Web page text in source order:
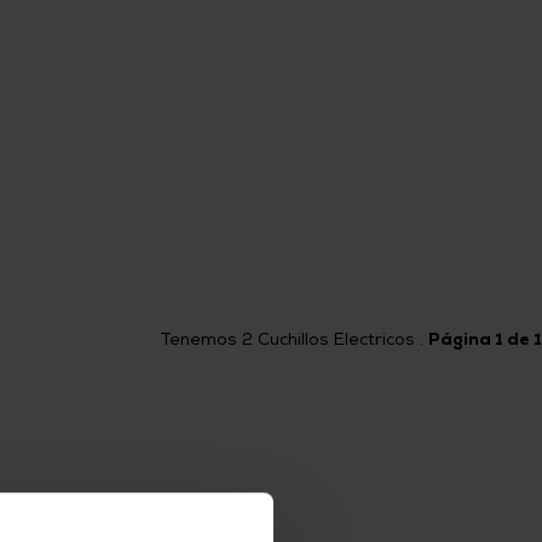
Tenemos 2 Cuchillos Electricos . Página 1 de 1